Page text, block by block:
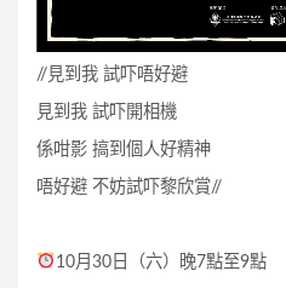
//見到我 試吓唔好避
見到我 試吓開相機
係咁影 搞到個人好精神
唔好避 不妨試吓黎欣賞//
10月30日（六）晚7點至9點